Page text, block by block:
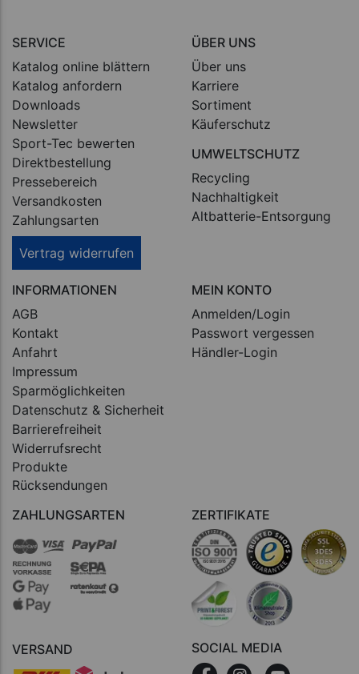
SERVICE
Katalog online blättern
Katalog anfordern
Downloads
Newsletter
Sport-Tec bewerten
Direktbestellung
Pressebereich
Versandkosten
Zahlungsarten
Vertrag widerrufen
ÜBER UNS
Über uns
Karriere
Sortiment
Käuferschutz
UMWELTSCHUTZ
Recycling
Nachhaltigkeit
Altbatterie-Entsorgung
INFORMATIONEN
AGB
Kontakt
Anfahrt
Impressum
Sparmöglichkeiten
Datenschutz & Sicherheit
Barrierefreiheit
Widerrufsrecht
Produkte
Rücksendungen
MEIN KONTO
Anmelden/Login
Passwort vergessen
Händler-Login
ZAHLUNGSARTEN
VERSAND
ZERTIFIKATE
SOCIAL MEDIA